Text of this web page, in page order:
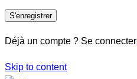
S'enregistrer
Déjà un compte ? Se connecter
Skip to content